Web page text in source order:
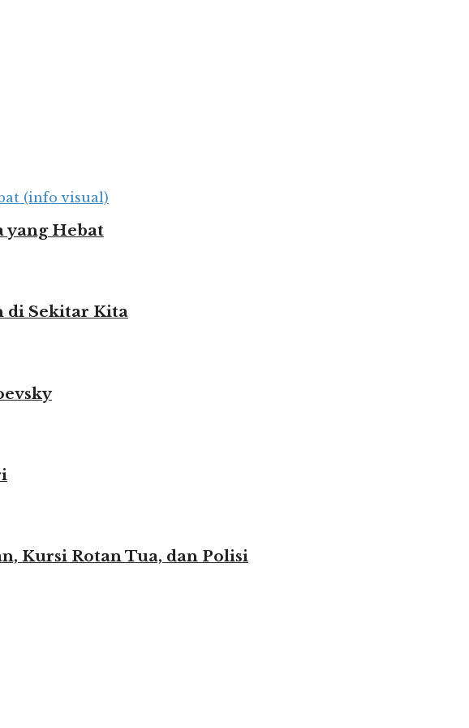
yang Hebat
di Sekitar Kita
Kursi Rotan Tua, dan Polisi